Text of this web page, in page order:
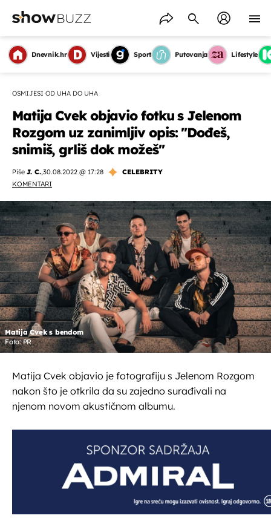
Dnevnik.hr Vijesti Sport Putovanja Lifestyle
OSMIJESI OD UHA DO UHA
Matija Cvek objavio fotku s Jelenom
Rozgom uz zanimljiv opis: ''Dođeš,
snimiš, grliš dok možeš''
Piše J. C.,30.08.2022 @ 17:28
CELEBRITY
KOMENTARI
Matija Cvek s bendom
Foto: PR
Matija Cvek objavio je fotografiju s Jelenom Rozgom
nakon što je otkrila da su zajedno surađivali na
njenom novom akustičnom albumu.
OMOGUĆI OBAVIJESTI